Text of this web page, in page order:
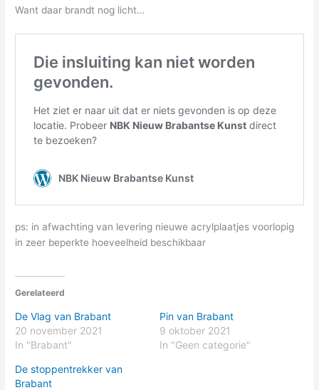
Want daar brandt nog licht…
ps: in afwachting van levering nieuwe acrylplaatjes voorlopig
in zeer beperkte hoeveelheid beschikbaar
Gerelateerd
De Vlag van Brabant
20 november 2021
In "Brabant"
Pin van Brabant
9 oktober 2021
In "Geen categorie"
De stoppentrekker van
Brabant